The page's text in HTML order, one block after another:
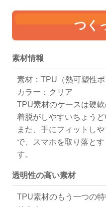
152.5
つく
素材情報
素材：TPU（熱可塑性ポ
カラー：クリア
TPU素材のケースは硬
着脱がしやすいちょうど
また、手にフィットし
で、スマホを取り落と
す。
透明性の高い素材
TPU素材のもう一つの